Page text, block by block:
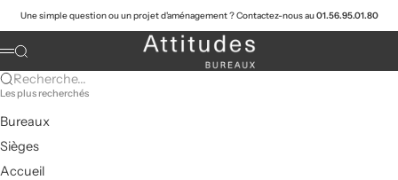
Une simple question ou un projet d'aménagement ? Contactez-nous au01.56.95.01.80
Attitudes Bureaux
Menu
Recherche
Recherche...
Les plus recherchés
Bureaux
Sièges
Accueil